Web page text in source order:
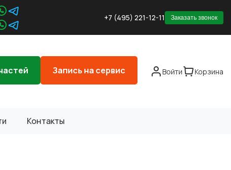
+7 (495) 221-12-11 Заказать звонок
Запись на сервис Войти Корзина
Контакты